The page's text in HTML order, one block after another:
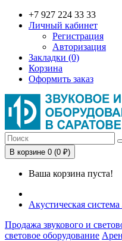
+7 927 224 33 33
Личный кабинет
Регистрация
Авторизация
Закладки (0)
Корзина
Оформить заказ
В корзине 0 (0 ₽)
Ваша корзина пуста!
Акустическая
Продажа звукового и
световое оборудование